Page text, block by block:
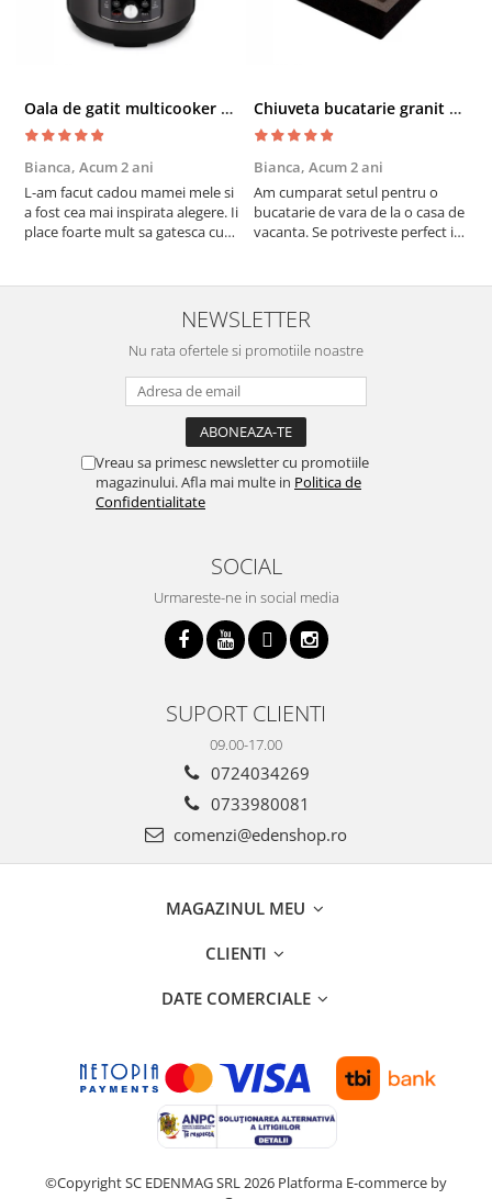
Oala de gatit multicooker 11 functii Instant Pot Pro Crisp 8 + Air Fryer 7.6 lt
Bianca, Acum 2 ani
L-am facut cadou mamei mele si
a fost cea mai inspirata alegere. Ii
place foarte mult sa gatesca cu
cratita...ma gandesc serios sa imi
cumpar si eu! Recomand mult !
Chiuveta bucatarie granit cu finisaj negru perlat/cupru Steingran Art Copper cu dozator si baterie Quadron
Bianca, Acum 2 ani
Am cumparat setul pentru o
bucatarie de vara de la o casa de
vacanta. Se potriveste perfect in
buna, recomand cu drag !
NEWSLETTER
Nu rata ofertele si promotiile noastre
Vreau sa primesc newsletter cu promotiile
magazinului. Afla mai multe in Politica de
Confidentialitate
SOCIAL
Urmareste-ne in social media
SUPORT CLIENTI
09.00-17.00
0724034269
0733980081
comenzi@edenshop.ro
MAGAZINUL MEU
CLIENTI
DATE COMERCIALE
©Copyright SC EDENMAG SRL 2026 Platforma E-commerce by